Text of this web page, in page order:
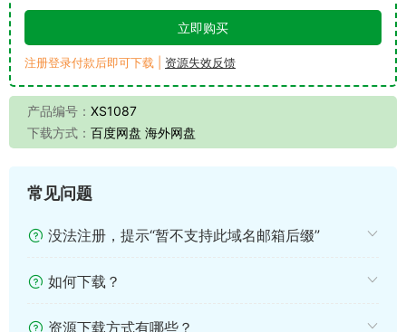
立即购买
注册登录付款后即可下载 | 资源失效反馈
产品编号： XS1087
下载方式： 百度网盘 海外网盘
常见问题
没法注册，提示“暂不支持此域名邮箱后缀”
如何下载？
资源下载方式有哪些？